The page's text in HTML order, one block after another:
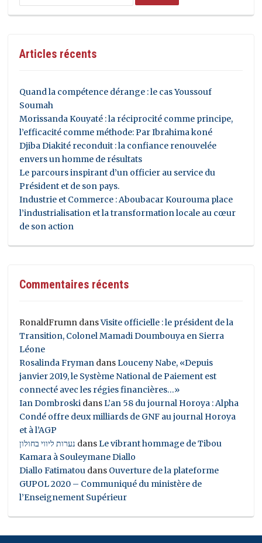
Articles récents
Quand la compétence dérange : le cas Youssouf
Soumah
Morissanda Kouyaté : la réciprocité comme principe,
l’efficacité comme méthode: Par Ibrahima koné
Djiba Diakité reconduit : la confiance renouvelée
envers un homme de résultats
Le parcours inspirant d’un officier au service du
Président et de son pays.
Industrie et Commerce : Aboubacar Kourouma place
l’industrialisation et la transformation locale au cœur
de son action
Commentaires récents
RonaldFrumn dansVisite officielle : le président de la
Transition, Colonel Mamadi Doumbouya en Sierra
Léone
Rosalinda Fryman dansLouceny Nabe, «Depuis
janvier 2019, le Système National de Paiement est
connecté avec les régies financières…»
Ian Dombroski dansL’an 58 du journal Horoya : Alpha
Condé offre deux milliards de GNF au journal Horoya
et à l’AGP
נערות ליווי בחולון dansLe vibrant hommage de Tibou
Kamara à Souleymane Diallo
Diallo Fatimatou dans Ouverture de la plateforme
GUPOL 2020 – Communiqué du ministère de
l’Enseignement Supérieur